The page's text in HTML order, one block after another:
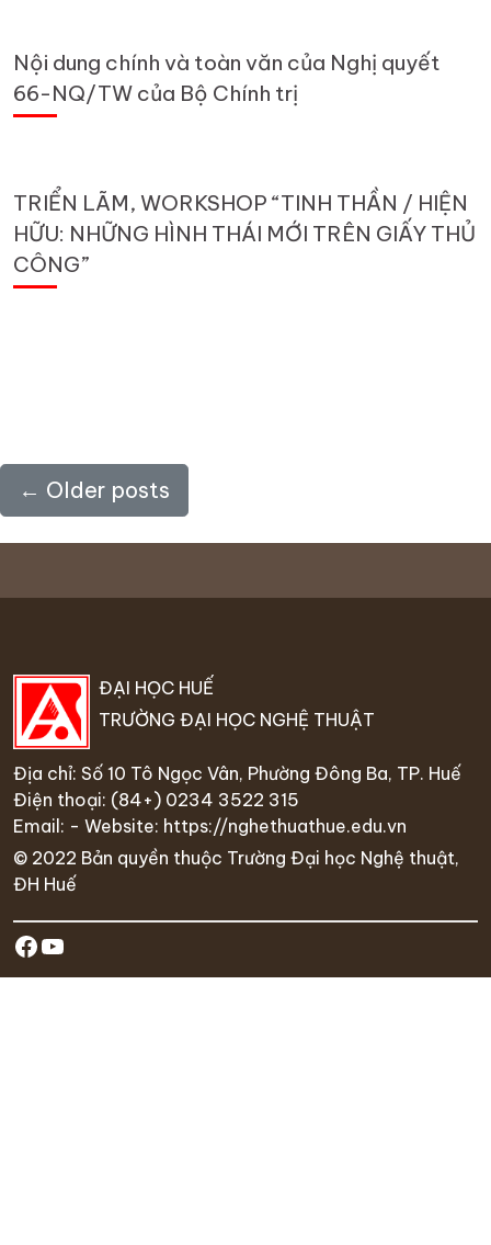
Nội dung chính và toàn văn của Nghị quyết
66-NQ/TW của Bộ Chính trị
TRIỂN LÃM, WORKSHOP “TINH THẦN / HIỆN
HỮU: NHỮNG HÌNH THÁI MỚI TRÊN GIẤY THỦ
CÔNG”
← Older posts
ĐẠI HỌC HUẾ
TRƯỜNG ĐẠI HỌC NGHỆ THUẬT
Địa chỉ: Số 10 Tô Ngọc Vân, Phường Đông Ba, TP. Huế
Điện thoại: (84+) 0234 3522 315
Email: - Website: https://nghethuathue.edu.vn
© 2022 Bản quyền thuộc Trường Đại học Nghệ thuật,
ĐH Huế
https://www.facebook.com/
Youtube